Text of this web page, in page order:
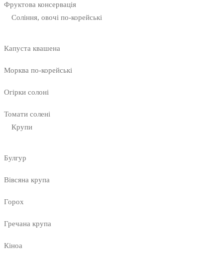
Фруктова консервація
Соління, овочі по-корейські
Капуста квашена
Морква по-корейські
Огірки солоні
Томати солені
Крупи
Булгур
Вівсяна крупа
Горох
Гречана крупа
Кіноа